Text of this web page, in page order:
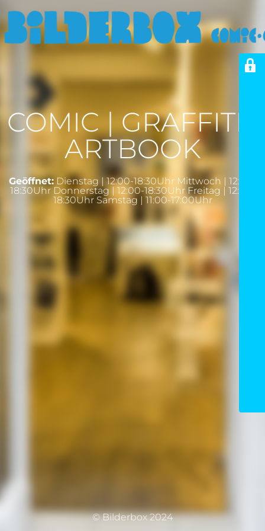
COMIC | GRAFFITI |
ARTBOOK
Geöffnet: Dienstag | 12:00-18:30Uhr Mittwoch | 12:00-
18:30Uhr Donnerstag | 12:00-18:30Uhr Freitag | 12:00-
18:30Uhr Samstag | 11:00-17:00Uhr
© Bilderbox 2024